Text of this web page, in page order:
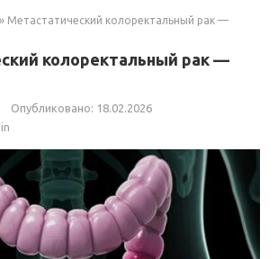
» Метастатический колоректальный рак —
колоректальный рак —
Опубликовано: 18.02.2026